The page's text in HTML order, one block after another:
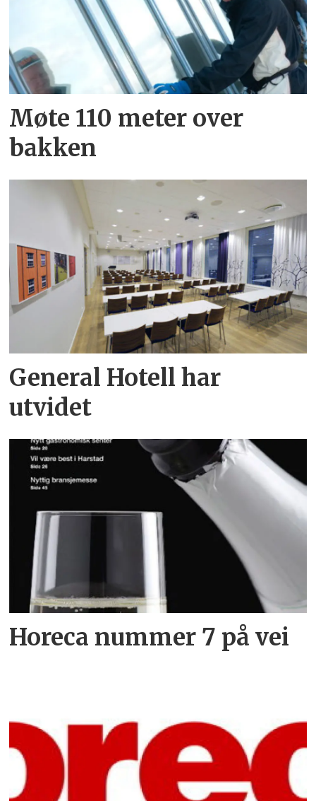
Møte 110 meter over
bakken
General Hotell har
utvidet
Horeca nummer 7 på vei